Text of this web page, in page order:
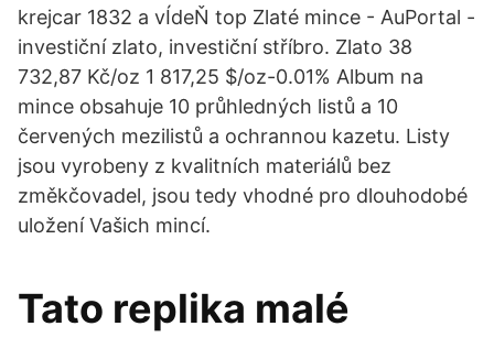
krejcar 1832 a vÍdeŇ top Zlaté mince - AuPortal -
investiční zlato, investiční stříbro. Zlato 38
732,87 Kč/oz 1 817,25 $/oz-0.01% Album na
mince obsahuje 10 průhledných listů a 10
červených mezilistů a ochrannou kazetu. Listy
jsou vyrobeny z kvalitních materiálů bez
změkčovadel, jsou tedy vhodné pro dlouhodobé
uložení Vašich mincí.
Tato replika malé